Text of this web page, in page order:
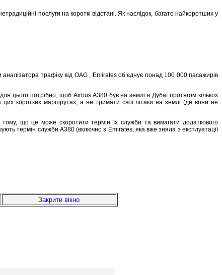
послуги на короткі відстані. Як наслідок, багато найкоротших у
трафіку від OAG , Emirates об’єднує понад 100 000 пасажирів
цього потрібно, щоб Airbus A380 був на землі в Дубаї протягом кількох
коротких маршрутах, а не тримати свої літаки на землі (де вони не
тому, що це може скоротити термін їх служби та вимагати додаткового
термін служби A380 (включно з Emirates, яка вже зняла з експлуатації
Закрити вікно